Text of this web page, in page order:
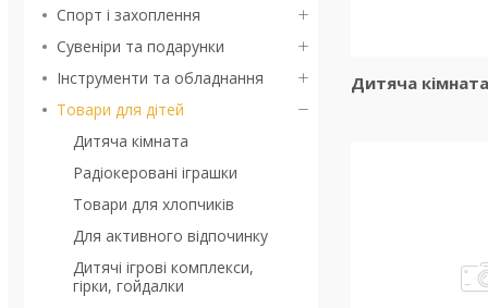
Спорт і захоплення
Сувеніри та подарунки
Інструменти та обладнання
Товари для дітей
Дитяча кімната
Радіокеровані іграшки
Товари для хлопчиків
Для активного відпочинку
Дитячі ігрові комплекси,
гірки, гойдалки
Дитяча